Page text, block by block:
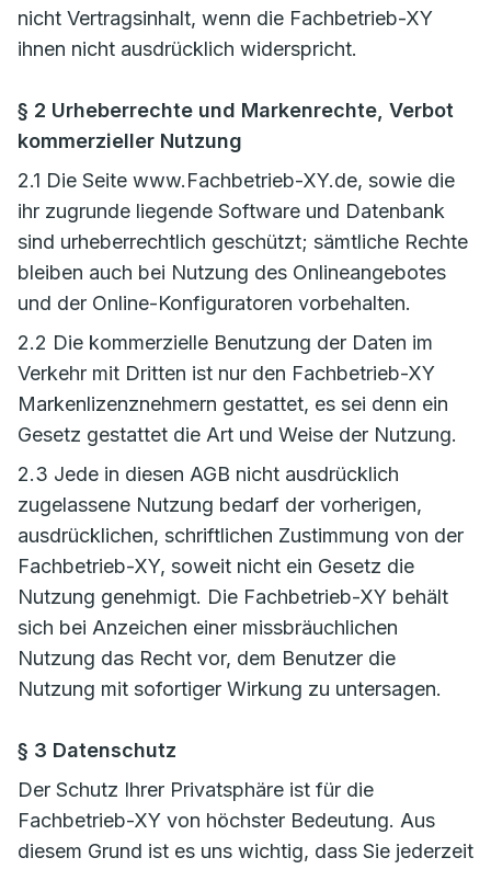
nicht Vertragsinhalt, wenn die Fachbetrieb-XY
ihnen nicht ausdrücklich widerspricht.
§ 2 Urheberrechte und Markenrechte, Verbot
kommerzieller Nutzung
2.1 Die Seite www.Fachbetrieb-XY.de, sowie die
ihr zugrunde liegende Software und Datenbank
sind urheberrechtlich geschützt; sämtliche Rechte
bleiben auch bei Nutzung des Onlineangebotes
und der Online-Konfiguratoren vorbehalten.
2.2 Die kommerzielle Benutzung der Daten im
Verkehr mit Dritten ist nur den Fachbetrieb-XY
Markenlizenznehmern gestattet, es sei denn ein
Gesetz gestattet die Art und Weise der Nutzung.
2.3 Jede in diesen AGB nicht ausdrücklich
zugelassene Nutzung bedarf der vorherigen,
ausdrücklichen, schriftlichen Zustimmung von der
Fachbetrieb-XY, soweit nicht ein Gesetz die
Nutzung genehmigt. Die Fachbetrieb-XY behält
sich bei Anzeichen einer missbräuchlichen
Nutzung das Recht vor, dem Benutzer die
Nutzung mit sofortiger Wirkung zu untersagen.
§ 3 Datenschutz
Der Schutz Ihrer Privatsphäre ist für die
Fachbetrieb-XY von höchster Bedeutung. Aus
diesem Grund ist es uns wichtig, dass Sie jederzeit